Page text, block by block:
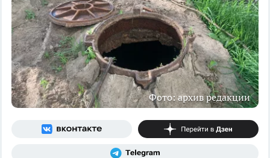
Фото: архив редакции